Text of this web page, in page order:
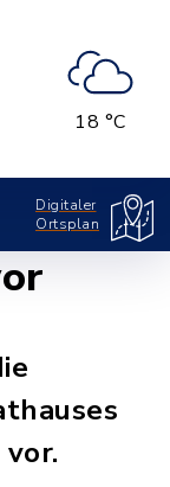
18 °C
Digitaler
Ortsplan